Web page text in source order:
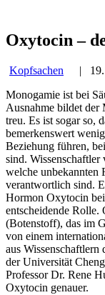
Oxytocin –
Kopfsachen |
Monogamie ist bei
Ausnahme bildet der
treu. Es ist sogar so,
bemerkenswert
Beziehung führen,
sind. Wissenschaftler
welche unbekannten
verantwortlich sind.
Hormon Oxytocin
entscheidende Rolle.
(Botenstoff), das im
von einem
aus
der Universität
Professor Dr. Rene
Oxytocin genauer.